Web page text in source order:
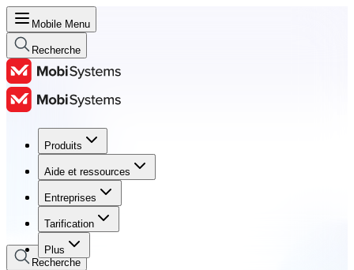
Mobile Menu
Recherche
Produits
Aide et ressources
Entreprises
Tarification
Plus
Produits
Aide et ressources
Entreprises
Tarification
Recherche